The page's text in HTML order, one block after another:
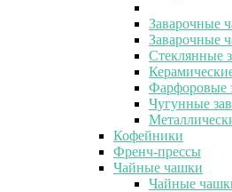
Заварочные
Заварочные
Стеклянные
Фарфоровые
Чугунные
Кофейники
Френч-прессы
Чайные чашки
Чайные